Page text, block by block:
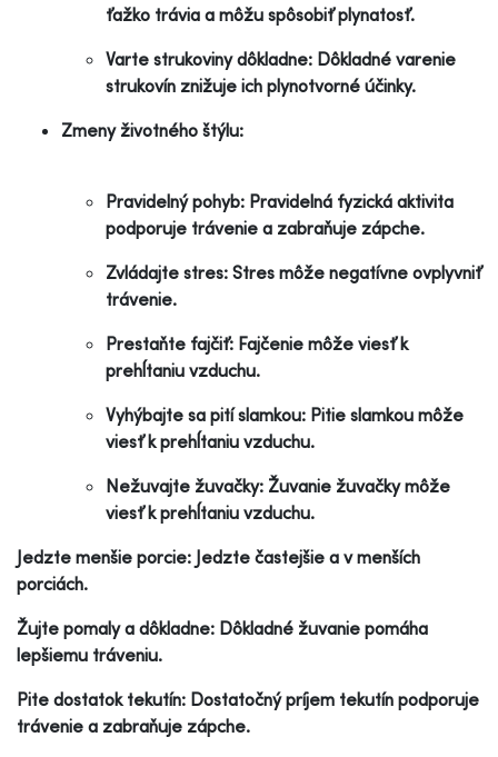
ťažko trávia a môžu spôsobiť plynatosť.
Varte strukoviny dôkladne: Dôkladné varenie
strukovín znižuje ich plynotvorné účinky.
Zmeny životného štýlu:
Pravidelný pohyb: Pravidelná fyzická aktivita
podporuje trávenie a zabraňuje zápche.
Zvládajte stres: Stres môže negatívne ovplyvniť
trávenie.
Prestaňte fajčiť: Fajčenie môže viesť k
prehĺtaniu vzduchu.
Vyhýbajte sa pití slamkou: Pitie slamkou môže
viesť k prehĺtaniu vzduchu.
Nežuvajte žuvačky: Žuvanie žuvačky môže
viesť k prehĺtaniu vzduchu.
Jedzte menšie porcie: Jedzte častejšie a v menších
porciách.
Žujte pomaly a dôkladne: Dôkladné žuvanie pomáha
lepšiemu tráveniu.
Pite dostatok tekutín: Dostatočný príjem tekutín podporuje
trávenie a zabraňuje zápche.